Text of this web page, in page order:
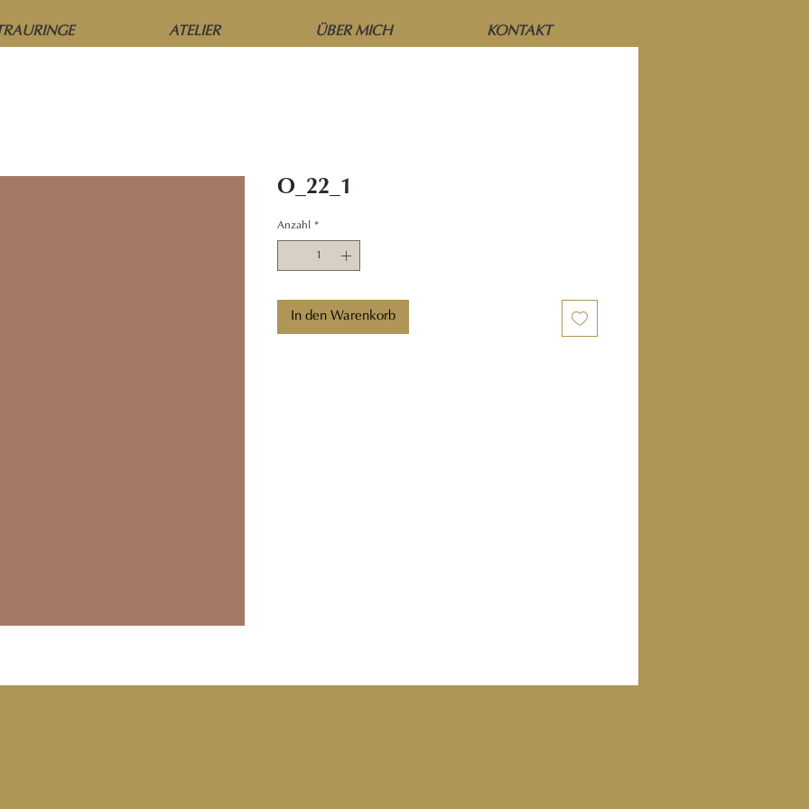
ATELIER ÜBER MICH KONTAKT
O_22_1
Anzahl *
In den Warenkorb